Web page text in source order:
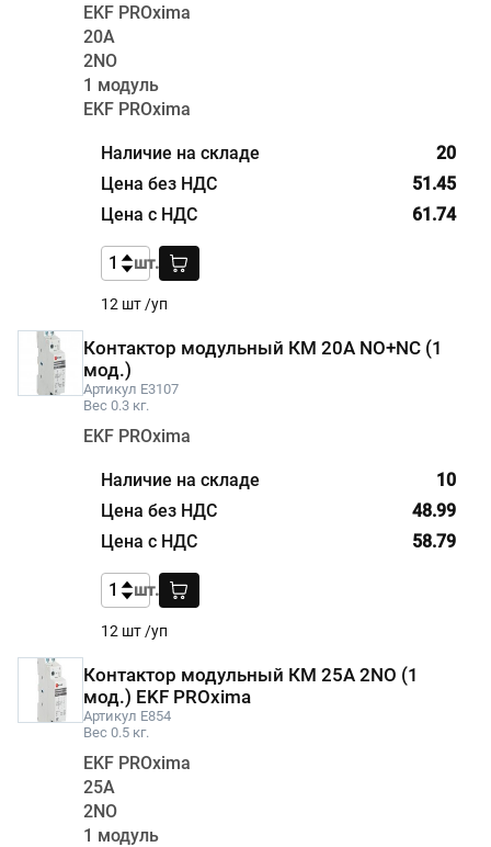
EKF PROxima
20А
2NО
1 модуль
EKF PROxima
20
12 шт /уп
51.45
61.74
шт.
Контактор модульный КМ 20А NО+NC (1
мод.)
Артикул E3107
Вес 0.3 кг.
EKF PROxima
10
12 шт /уп
48.99
58.79
шт.
Контактор модульный КМ 25А 2NО (1
мод.) EKF PROxima
Артикул E854
Вес 0.5 кг.
EKF PROxima
25А
2NО
1 модуль